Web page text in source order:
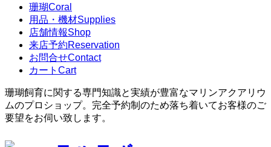
珊瑚Coral
用品・機材Supplies
店舗情報Shop
来店予約Reservation
お問合せContact
カート Cart
珊瑚飼育に関する専門知識と実績が豊富なマリンアクアリウ
ムのプロショップ。完全予約制のため落ち着いてお客様のご
要望をお伺い致します。